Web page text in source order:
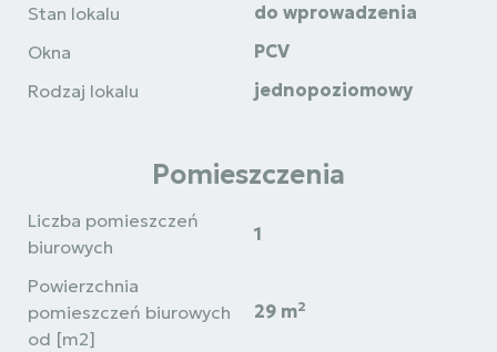
Stan lokalu
do wprowadzenia
Okna
PCV
Rodzaj lokalu
jednopoziomowy
Pomieszczenia
Liczba pomieszczeń
biurowych
1
Powierzchnia
pomieszczeń biurowych
od [m2]
29 m2